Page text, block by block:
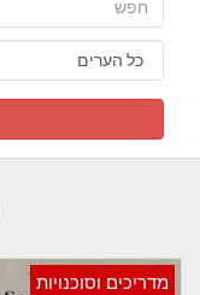
מדריכים וסוכנויות